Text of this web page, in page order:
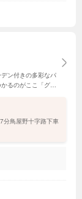
トのみなさんか
ン付きの多彩なパ
るのがここ「グラ
分鳥屋野十字路下車